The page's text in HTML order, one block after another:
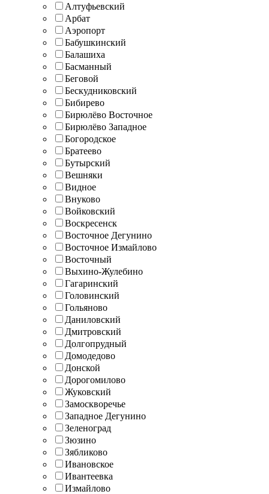
Алтуфьевский
Арбат
Аэропорт
Бабушкинский
Балашиха
Басманный
Беговой
Бескудниковский
Бибирево
Бирюлёво Восточное
Бирюлёво Западное
Богородское
Братеево
Бутырский
Вешняки
Видное
Внуково
Войковский
Воскресенск
Восточное Дегунино
Восточное Измайлово
Восточный
Выхино-Жулебино
Гагаринский
Головинский
Гольяново
Даниловский
Дмитровский
Долгопрудный
Домодедово
Донской
Дорогомилово
Жуковский
Замоскворечье
Западное Дегунино
Зеленоград
Зюзино
Зябликово
Ивановское
Ивантеевка
Измайлово